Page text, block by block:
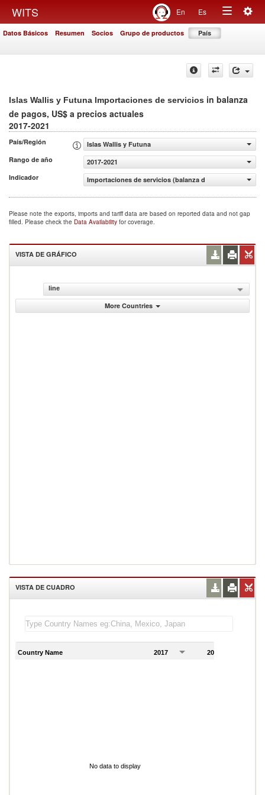
WITS En Es
Toggle
Datos Básicos Resumen Socios Grupo de productos País
Islas Wallis y Futuna Importaciones de servicios in balanza
de pagos, US$ a precios actuales
2017-2021
País/Región
Islas Wallis y Futuna
Rango de año
2017-2021
Indicador
Importaciones de servicios (balanza de pagos, US$ a
Please note the exports, imports and tariff data are based on reported data and not gap
filled. Please check the Data Availability for coverage.
VISTA DE GRÁFICO
line
More Countries
VISTA DE CUADRO
Country Name 2017 2018
No data to display